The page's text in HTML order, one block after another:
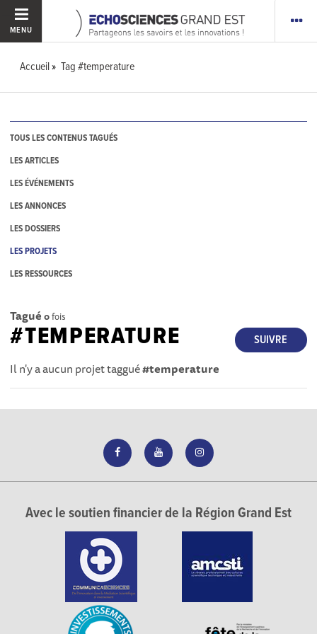
MENU
Accueil Tag #temperature
TOUS LES CONTENUS TAGUÉS
LES ARTICLES
LES ÉVÉNEMENTS
LES ANNONCES
LES DOSSIERS
LES PROJETS
LES RESSOURCES
Tagué 0fois
SUIVRE
#TEMPERATURE
Il n'y a aucun projet taggué#temperature
Avec le soutien financier de la Région Grand Est